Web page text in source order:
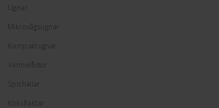
Ugnar
Mikrovågsugnar
Kompaktugnar
Värmelådor
Spishällar
Köksfläktar